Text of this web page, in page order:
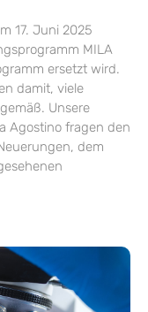
17. Juni 2025
MILA
ersetzt wird.
damit, viele
Unsere
Agostino fragen den
dem